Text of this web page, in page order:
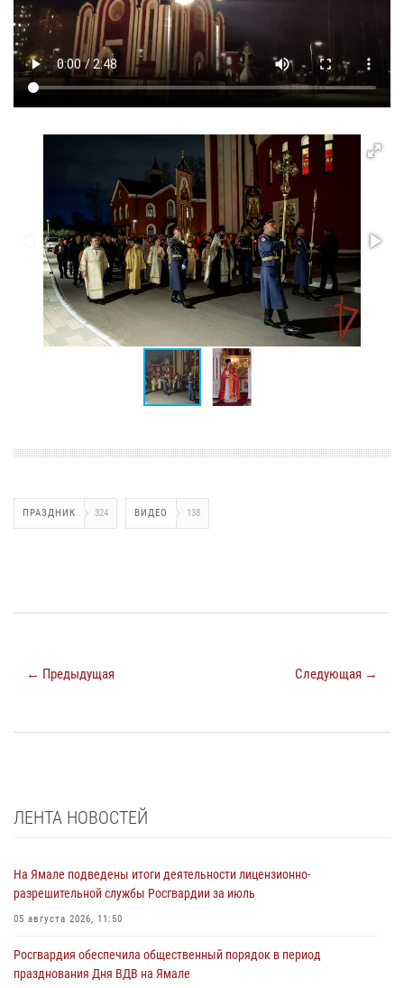
ПРАЗДНИК 324 ВИДЕО 138
← Предыдущая Следующая →
ЛЕНТА НОВОСТЕЙ
На Ямале подведены итоги деятельности лицензионно-
разрешительной службы Росгвардии за июль
05 августа 2026, 11:50
Росгвардия обеспечила общественный порядок в период
празднования Дня ВДВ на Ямале